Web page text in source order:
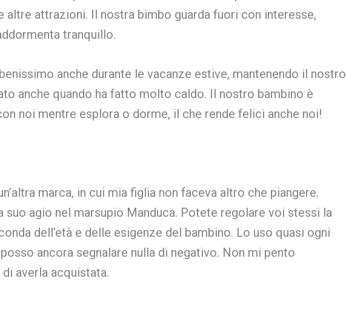
altre attrazioni. Il nostra bimbo guarda fuori con interesse,
tranquillo.
anche durante le vacanze estive, mantenendo il nostro
anche quando ha fatto molto caldo. Il nostro bambino è
noi mentre esplora o dorme, il che rende felici anche noi!
marca, in cui mia figlia non faceva altro che piangere.
suo agio nel marsupio Manduca. Potete regolare voi stessi la
dell’età e delle esigenze del bambino. Lo uso quasi ogni
ancora segnalare nulla di negativo. Non mi pento
averla acquistata.